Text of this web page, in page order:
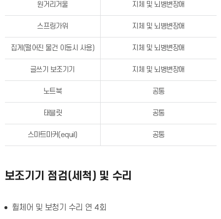
원거리거울 지체 및 뇌병변장애
스프링가위 지체 및 뇌병변장애
집게(떨어진 물건 이동시 사용) 지체 및 뇌병변장애
글쓰기 보조기기 지체 및 뇌병변장애
노트북 공통
태블릿 공통
스마트마커(equil) 공통
보조기기 점검(세척) 및 수리
휠체어 및 보청기 수리 연 4회